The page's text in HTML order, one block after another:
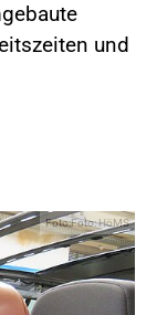
und
Foto:Foto: HöMS